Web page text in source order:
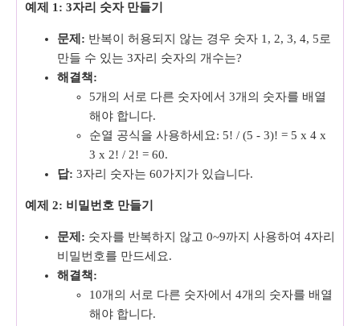
예제 1: 3자리 숫자 만들기
문제: 반복이 허용되지 않는 경우 숫자 1, 2, 3, 4, 5로
만들 수 있는 3자리 숫자의 개수는?
해결책:
5개의 서로 다른 숫자에서 3개의 숫자를 배열
해야 합니다.
순열 공식을 사용하세요: 5! / (5 - 3)! = 5 x 4 x
3 x 2! / 2! = 60.
답: 3자리 숫자는 60가지가 있습니다.
예제 2: 비밀번호 만들기
문제: 숫자를 반복하지 않고 0~9까지 사용하여 4자리
비밀번호를 만드세요.
해결책:
10개의 서로 다른 숫자에서 4개의 숫자를 배열
해야 합니다.